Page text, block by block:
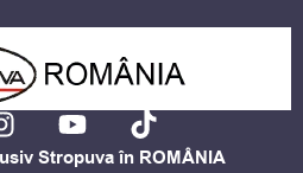
I
n
Y
o
T
i
Stropuva în ROMÂNIA